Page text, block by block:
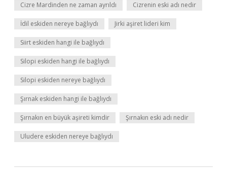
Cizre Mardinden ne zaman ayrıldı Cizrenin eski adı nedir
İdil eskiden nereye bağlıydı Jirki aşiret lideri kim
Siirt eskiden hangi ile bağlıydı
Silopi eskiden hangi ile bağlıydı
Silopi eskiden nereye bağlıydı
Şırnak eskiden hangi ile bağlıydı
Şırnakın en büyük aşireti kimdir Şırnakın eski adı nedir
Uludere eskiden nereye bağlıydı